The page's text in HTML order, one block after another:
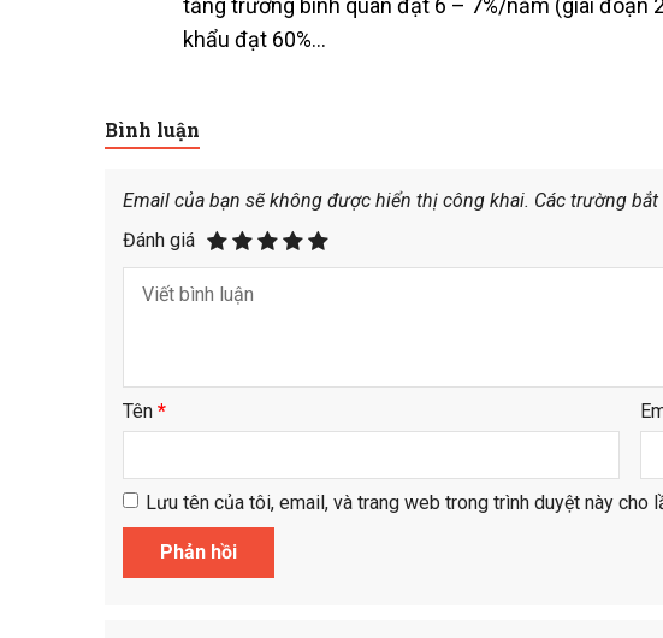
tăng trưởng bình quân đạt 6 – 7%/năm (giai đoạn
khẩu đạt 60%…
Bình luận
Email của bạn sẽ không được hiển thị công khai. Các trường
Đánh giá
Tên *
Lưu tên của tôi, email, và trang web trong trình duyệt này cho